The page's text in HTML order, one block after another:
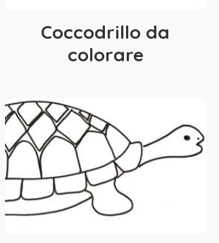
Coccodrillo da
colorare